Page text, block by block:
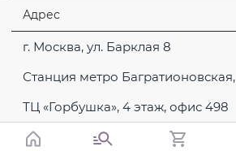
Адрес
г. Москва, ул. Барклая 8
Станция метро Багратионовская,
ТЦ «Горбушка», 4 этаж, офис 498